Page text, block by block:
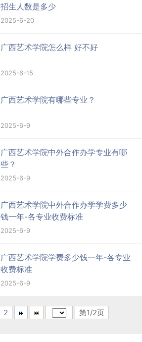
招生人数是多少
2025-6-20
广西艺术学院怎么样 好不好
2025-6-15
广西艺术学院有哪些专业？
2025-6-9
广西艺术学院中外合作办学专业有哪
些？
2025-6-9
广西艺术学院中外合作办学学费多少
钱一年-各专业收费标准
2025-6-9
广西艺术学院学费多少钱一年-各专业
收费标准
2025-6-9
2 第1/2页